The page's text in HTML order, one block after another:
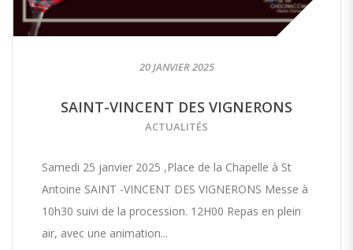
20 JANVIER 2025
SAINT-VINCENT DES VIGNERONS
ACTUALITÉS
Samedi 25 janvier 2025 ,Place de la Chapelle à St
Antoine SAINT -VINCENT DES VIGNERONS Messe à
10h30 suivi de la procession. 12H00 Repas en plein
air, avec une animation...